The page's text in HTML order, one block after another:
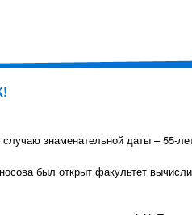
знаменательной даты – 55-
был открыт факультет